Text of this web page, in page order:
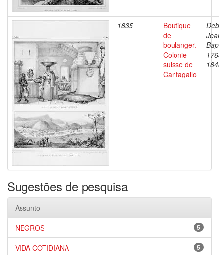
1835
Boutique
de
boulanger.
Colonie
suisse de
Cantagallo
Sugestões de pesquisa
Assunto
5
NEGROS
5
VIDA COTIDIANA